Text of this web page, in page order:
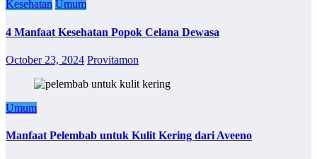
Kesehatan Umum
4 Manfaat Kesehatan Popok Celana Dewasa
October 23, 2024 Provitamon
Umum
Manfaat Pelembab untuk Kulit Kering dari Aveeno